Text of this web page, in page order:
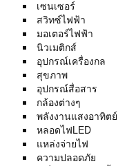
เซนเซอร์
สวิทซ์ไฟฟ้า
มอเตอร์ไฟฟ้า
นิวเมติกส์
อุปกรณ์เครื่องกล
สุขภาพ
อุปกรณ์สื่อสาร
กล้องต่างๆ
พลังงานแสงอาทิตย์
หลอดไฟLED
แหล่งจ่ายไฟ
ความปลอดภัย